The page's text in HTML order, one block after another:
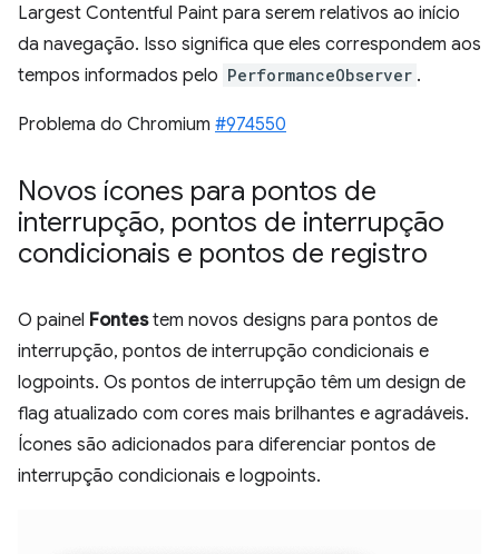
Largest Contentful Paint para serem relativos ao início
da navegação. Isso significa que eles correspondem aos
tempos informados pelo PerformanceObserver .
Problema do Chromium #974550
Novos ícones para pontos de
interrupção, pontos de interrupção
condicionais e pontos de registro
O painel Fontestem novos designs para pontos de
interrupção, pontos de interrupção condicionais e
logpoints. Os pontos de interrupção têm um design de
flag atualizado com cores mais brilhantes e agradáveis.
Ícones são adicionados para diferenciar pontos de
interrupção condicionais e logpoints.